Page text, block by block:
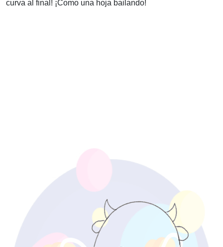
curva al final! ¡Como una hoja bailando!